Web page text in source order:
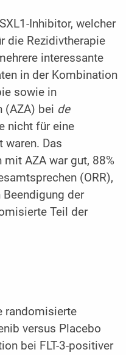
Inhibitor, welcher
die Rezidivtherapie
interessante
in der Kombination
sowie in
(AZA) bei de
nicht für eine
waren. Das
AZA war gut, 88%
(ORR),
der
Teil der
randomisierte
versus Placebo
bei FLT-3-positiver